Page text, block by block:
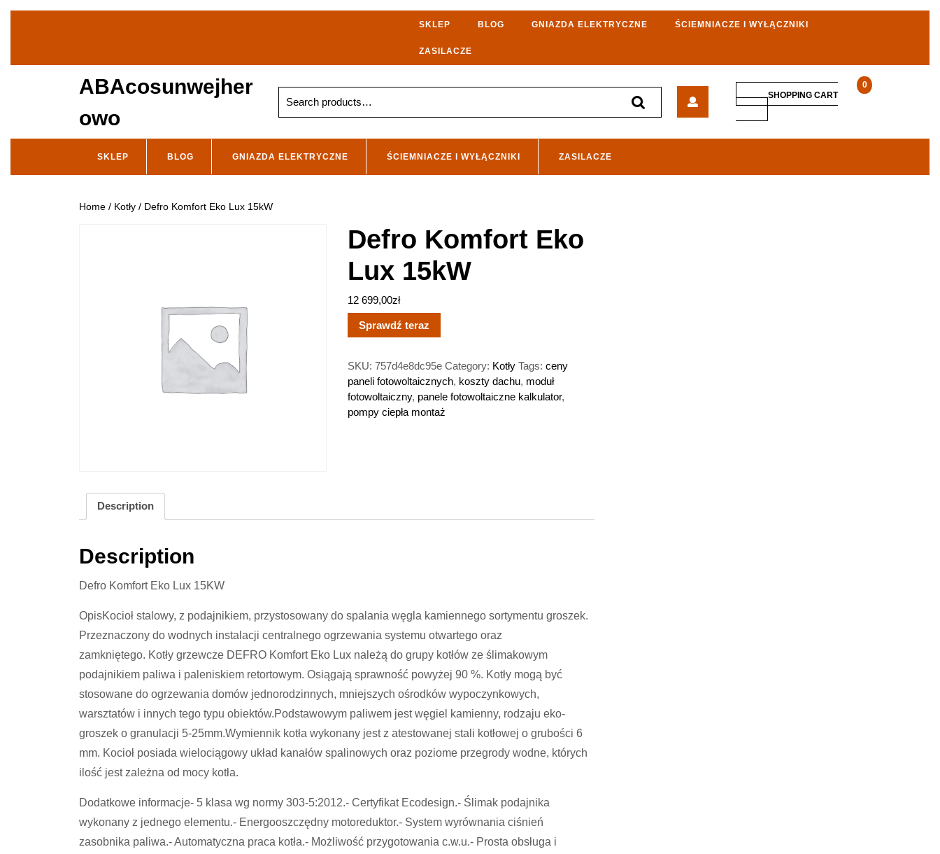
SKLEP BLOG GNIAZDA ELEKTRYCZNE ŚCIEMNIACZE I WYŁĄCZNIKI
ZASILACZE
ABAcosunwejher
owo
for:
Komfort
Lux
0
SHOPPING CART
SHOPPING
CART
SKLEP BLOG GNIAZDA ELEKTRYCZNE ŚCIEMNIACZE I WYŁĄCZNIKI ZASILACZE
Home / Kotły / Defro Komfort Eko Lux 15kW
Defro Komfort Eko
Lux 15kW
12 699,00zł
Sprawdź teraz
SKU: 757d4e8dc95e Category: Kotły Tags: ceny
paneli fotowoltaicznych, koszty dachu, moduł
fotowoltaiczny, panele fotowoltaiczne kalkulator,
pompy ciepła montaż
Description
Description
Defro Komfort Eko Lux 15KW
OpisKocioł stalowy, z podajnikiem, przystosowany do spalania węgla kamiennego sortymentu groszek.
Przeznaczony do wodnych instalacji centralnego ogrzewania systemu otwartego oraz
zamkniętego. Kotły grzewcze DEFRO Komfort Eko Lux należą do grupy kotłów ze ślimakowym
podajnikiem paliwa i paleniskiem retortowym. Osiągają sprawność powyżej 90 %. Kotły mogą być
stosowane do ogrzewania domów jednorodzinnych, mniejszych ośrodków wypoczynkowych,
warsztatów i innych tego typu obiektów.Podstawowym paliwem jest węgiel kamienny, rodzaju eko-
groszek o granulacji 5-25mm.Wymiennik kotła wykonany jest z atestowanej stali kotłowej o grubości 6
mm. Kocioł posiada wielociągowy układ kanałów spalinowych oraz poziome przegrody wodne, których
ilość jest zależna od mocy kotła.
Dodatkowe informacje- 5 klasa wg normy 303-5:2012.- Certyfikat Ecodesign.- Ślimak podajnika
wykonany z jednego elementu.- Energooszczędny motoreduktor.- System wyrównania ciśnień
zasobnika paliwa.- Automatyczna praca kotła.- Możliwość przygotowania c.w.u.- Prosta obsługa i